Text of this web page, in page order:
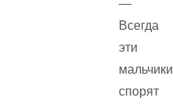
—
Всегда
эти
мальчики
спорят